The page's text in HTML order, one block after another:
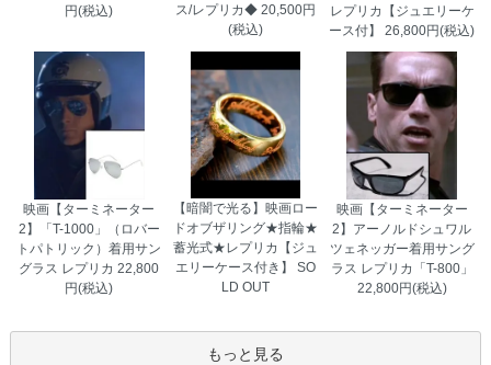
埼玉県 K・A様 「喜んでもらえてよかっ
た。『本物みたい』と言っていた。」
円(税込)
ス/レプリカ◆ 20,500円
(税込)
レプリカ【ジュエリーケ
ース付】
26,800円(税込)
映画【ターミネーター
2】「T-1000」（ロバー
トパトリック）着用サン
グラス レプリカ 22,800
円(税込)
【暗闇で光る】映画ロー
ドオブザリング★指輪★
蓄光式★レプリカ【ジュ
エリーケース付き】
SO
LD OUT
映画【ターミネーター
2】アーノルドシュワル
ツェネッガー着用サング
ラス レプリカ「T-800」
22,800円(税込)
もっと見る